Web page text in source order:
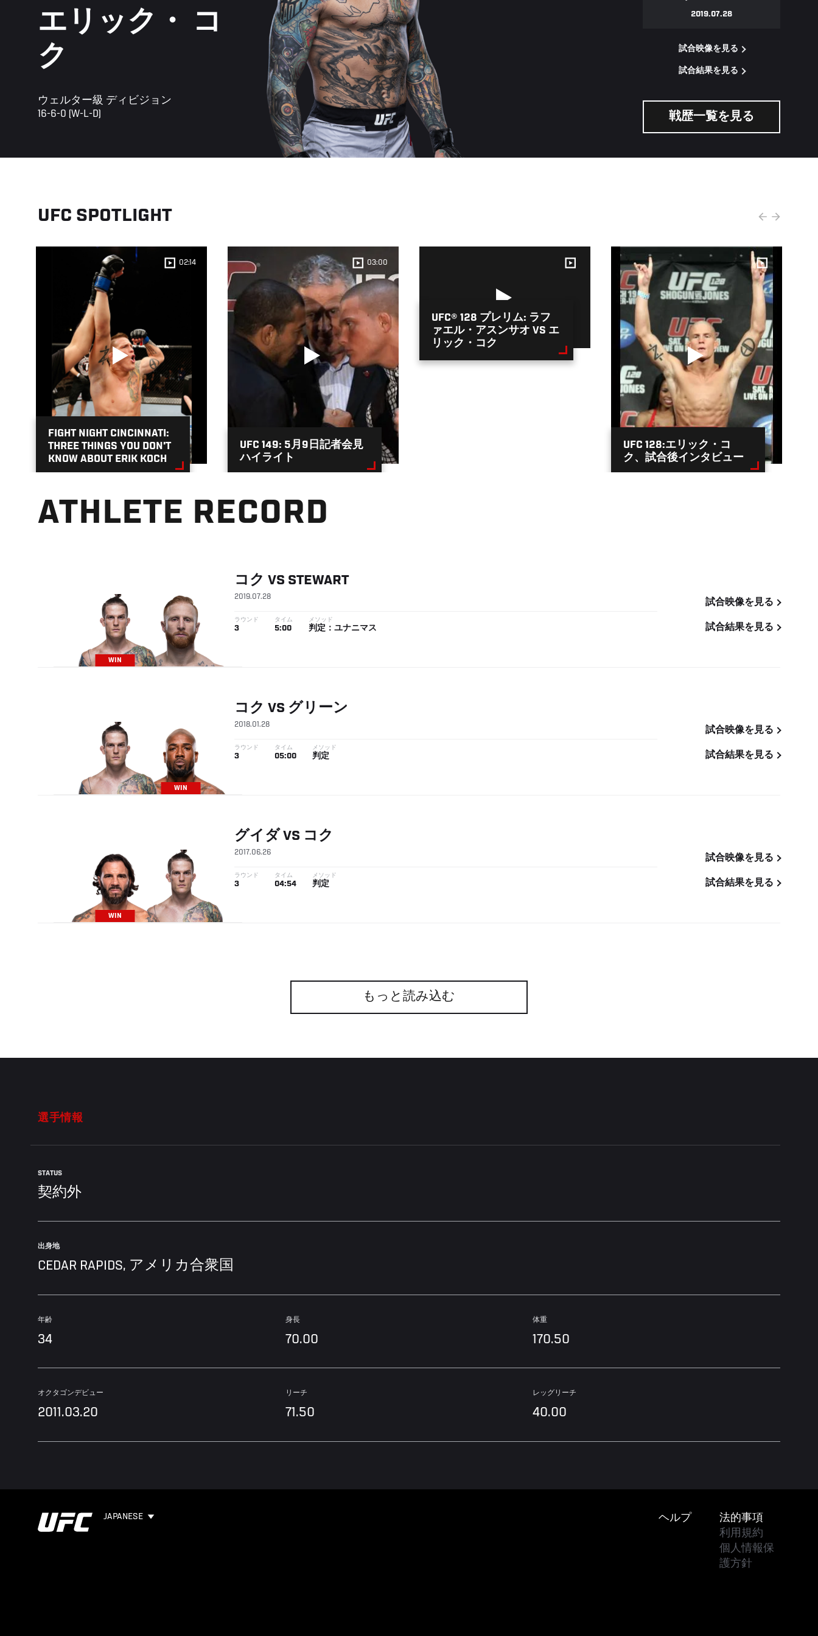
エリック・ コ
ク
ウェルター級 ディビジョン
16-6-0 (W-L-D)
2019.07.28
試合映像を見る
試合結果を見る
戦歴一覧を見る
UFC SPOTLIGHT
02:14
FIGHT NIGHT CINCINNATI:
THREE THINGS YOU DON'T
KNOW ABOUT ERIK KOCH
03:00
UFC 149: 5月9日記者会見
ハイライト
UFC® 128 プレリム: ラフ
ァエル・アスンサオ VS エ
リック・コク
UFC 128:エリック・コ
ク、試合後インタビュー
ATHLETE RECORD
WIN
コク VS STEWART
2019.07.28
ラウンド
3
タイム
5:00
メソッド
判定：ユナニマス
試合映像を見る
試合結果を見る
WIN
コク VS グリーン
2018.01.28
ラウンド
3
タイム
05:00
メソッド
判定
試合映像を見る
試合結果を見る
WIN
グイダ VS コク
2017.06.26
ラウンド
3
タイム
04:54
メソッド
判定
試合映像を見る
試合結果を見る
もっと読み込む
選手情報
STATUS
契約外
出身地
CEDAR RAPIDS, アメリカ合衆国
年齢
34
身長
70.00
体重
170.50
オクタゴンデビュー
2011.03.20
リーチ
71.50
レッグリーチ
40.00
JAPANESE Footer
ヘルプ
法的事項
利用規約
個人情報保
護方針